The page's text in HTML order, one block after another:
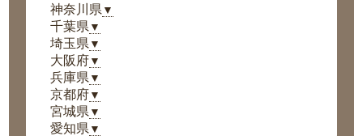
神奈川県 ▼
千葉県 ▼
埼玉県 ▼
大阪府▼
兵庫県 ▼
京都府▼
宮城県 ▼
愛知県 ▼